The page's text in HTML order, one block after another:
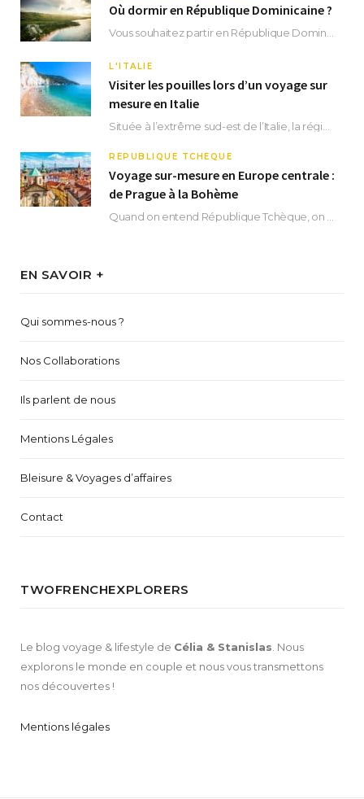
Où dormir en République Dominicaine ?
L'ITALIE
Visiter les pouilles lors d’un voyage sur
mesure en Italie
RÉPUBLIQUE TCHÈQUE
Voyage sur-mesure en Europe centrale :
de Prague à la Bohème
EN SAVOIR +
Qui sommes-nous ?
Nos Collaborations
Ils parlent de nous
Mentions Légales
Bleisure & Voyages d’affaires
Contact
TWOFRENCHEXPLORERS
Le blog voyage & lifestyle de Célia & Stanislas . Nous
explorons le monde en couple et nous vous transmettons
nos découvertes !
Mentions légales